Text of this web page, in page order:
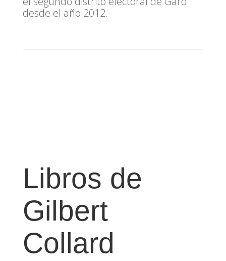
desde el año 2012.
Libros de
Gilbert
Collard